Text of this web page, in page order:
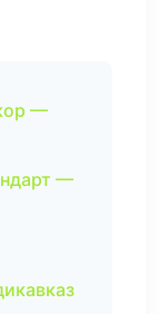
—
—